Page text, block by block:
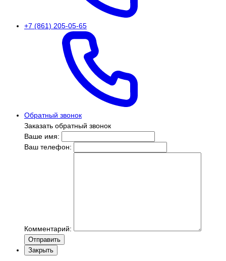
+7 (861) 205-05-65
Обратный звонок
Заказать обратный звонок
Ваше имя:
Ваш телефон:
Комментарий:
Отправить
Закрыть